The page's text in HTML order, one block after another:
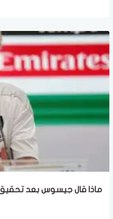
ماذا قال جيسوس بعد تحقيق